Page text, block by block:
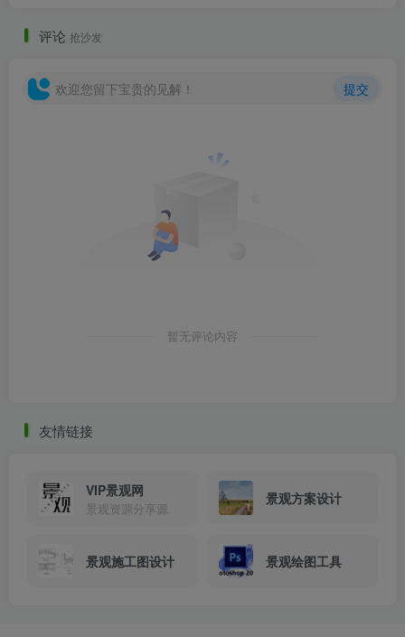
评论 抢沙发
欢迎您留下宝贵的见解！ 提交
暂无评论内容
友情链接
VIP景观网
景观资源分享源
景观方案设计
景观施工图设计 景观绘图工具